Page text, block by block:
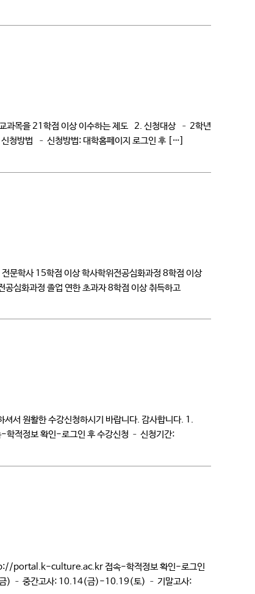
과목을 21학점 이상 이수하는 제도 2. 신청대상 – 2학년
방법 – 신청방법: 대학홈페이지 로그인 후 […]
학사 15학점 이상 학사학위전공심화과정 8학점 이상
심화과정 졸업 연한 초과자 8학점 이상 취득하고
서 원활한 수강신청하시기 바랍니다. 감사합니다. 1.
적정보 확인-로그인 후 수강신청 – 신청기간:
portal.k-culture.ac.kr 접속-학적정보 확인-로그인
) – 중간고사: 10.14(금)-10.19(토) – 기말고사: